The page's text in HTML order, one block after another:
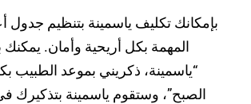
بإمكانك تكليف ياسمينة بتنظيم جدول
المهمة بكل أريحية وأمان.
“ياسمينة، ذكريني بموعد الطبيب
الصبح”، وستقوم ياسمينة بتذكيرك